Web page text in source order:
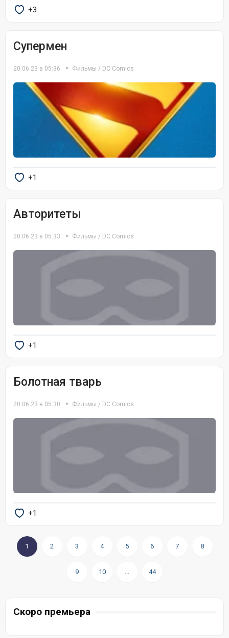
+3
Супермен
20.06.23 в 05:36 Фильмы / DC Comics
+1
Авторитеты
20.06.23 в 05:33 Фильмы / DC Comics
+1
Болотная тварь
20.06.23 в 05:30 Фильмы / DC Comics
+1
1 2 3 4 5 6 7 8
9 10 ... 44
Скоро премьера